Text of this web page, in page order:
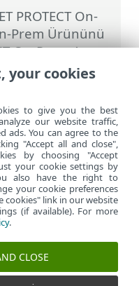
PROTECT On-
Prem Ürününü
On-Prem Ana
Grup
Şablonu için
your cookies
to give you the best
our website traffic,
ads. You can agree to the
"Accept all and close",
by choosing "Accept
your cookie settings by
also have the right to
your cookie preferences
cookies" link in our website
(if available). For more
.
CLOSE